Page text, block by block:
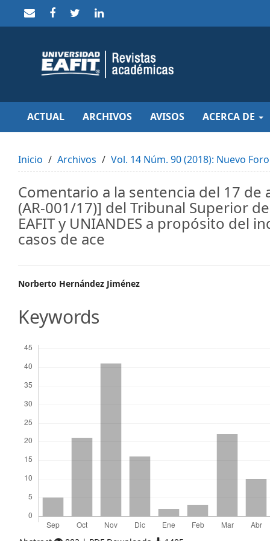
to
Main
Navigation
Content
Sidebar
ACTUAL ARCHIVOS AVISOS ACERCA DE
Inicio Archivos Vol. 14 Núm. 90 (2018): Nuevo
Comentario a la sentencia del 17 de
(AR-001/17)] del Tribunal Superior
EAFIT y UNIANDES a propósito del
casos de ace
Main
Article
Content
Norberto Hernández Jiménez
Keywords